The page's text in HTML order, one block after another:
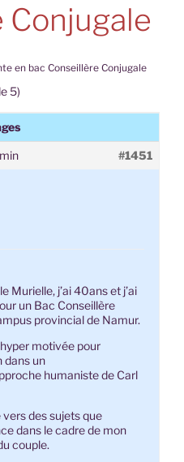
Conjugale
en bac Conseillère Conjugale
5)
#1451
Murielle, j’ai 40ans et j’ai
un Bac Conseillère
provincial de Namur.
motivée pour
dans un
humaniste de Carl
des sujets que
dans le cadre de mon
couple.